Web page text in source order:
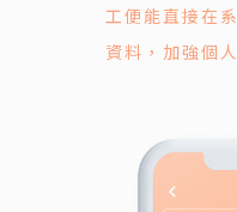
工便能直接在
資料，加強個